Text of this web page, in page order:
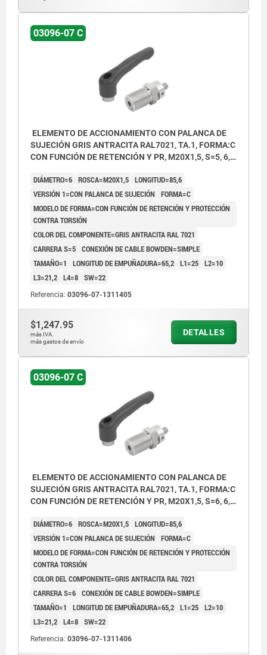
03096-07 C
ELEMENTO DE ACCIONAMIENTO CON PALANCA DE
SUJECIÓN GRIS ANTRACITA RAL7021, TA.1, FORMA:C
CON FUNCIÓN DE RETENCIÓN Y PR, M20X1,5, S=5, 6,
COMP:TERMOPLÁSTICO
DIÁMETRO=6 ROSCA=M20X1,5 LONGITUD=85,6
VERSIÓN 1=CON PALANCA DE SUJECIÓN FORMA=C
MODELO DE FORMA=CON FUNCIÓN DE RETENCIÓN Y PROTECCIÓN
CONTRA TORSIÓN
COLOR DEL COMPONENTE=GRIS ANTRACITA RAL 7021
CARRERA S=5 CONEXIÓN DE CABLE BOWDEN=SIMPLE
TAMAÑO=1
LONGITUD DE EMPUÑADURA=65,2 L1=25 L2=10
L3=21,2 L4=8 SW=22
Referencia: 03096-07-1311405
$1,247.95
más IVA.
más gastos de envío
DETALLES
03096-07 C
ELEMENTO DE ACCIONAMIENTO CON PALANCA DE
SUJECIÓN GRIS ANTRACITA RAL7021, TA.1, FORMA:C
CON FUNCIÓN DE RETENCIÓN Y PR, M20X1,5, S=6, 6,
COMP:TERMOPLÁSTICO
DIÁMETRO=6 ROSCA=M20X1,5 LONGITUD=85,6
VERSIÓN 1=CON PALANCA DE SUJECIÓN FORMA=C
MODELO DE FORMA=CON FUNCIÓN DE RETENCIÓN Y PROTECCIÓN
CONTRA TORSIÓN
COLOR DEL COMPONENTE=GRIS ANTRACITA RAL 7021
CARRERA S=6 CONEXIÓN DE CABLE BOWDEN=SIMPLE
TAMAÑO=1
LONGITUD DE EMPUÑADURA=65,2 L1=25 L2=10
L3=21,2 L4=8 SW=22
Referencia: 03096-07-1311406